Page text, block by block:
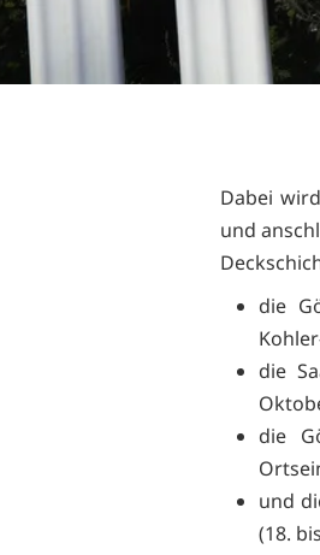
Dabei
und
die
die
die
und
(18.